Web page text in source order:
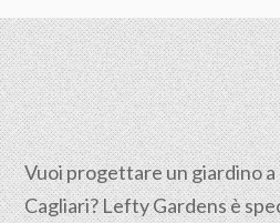
Vuoi progettare un giardino a
Cagliari? Lefty Gardens è